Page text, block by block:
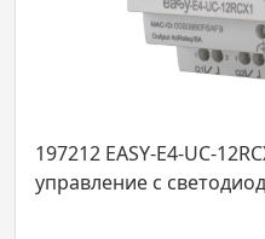
- Електронно реле за
12/24V ...